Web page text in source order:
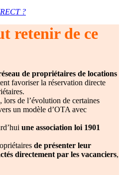
?
retenir de ce
de propriétaires de locations
favoriser la réservation directe
, lors de l’évolution de certaines
un modèle d’OTA avec
une association loi 1901
de présenter leur
directement par les vacanciers,